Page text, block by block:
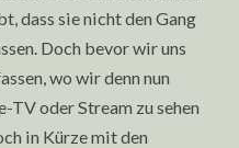
dass sie nicht den Gang
Doch bevor wir uns
wo wir denn nun
TV oder Stream zu sehen
in Kürze mit den